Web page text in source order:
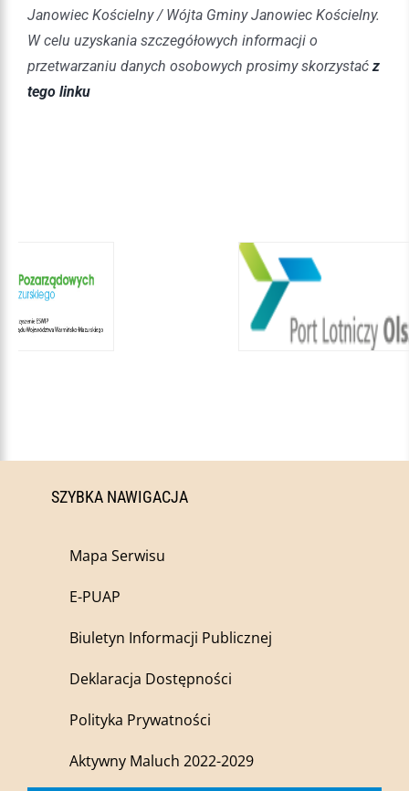
Janowiec Kościelny / Wójta Gminy Janowiec Kościelny.
W celu uzyskania szczegółowych informacji o
przetwarzaniu danych osobowych prosimy skorzystaćz
tego linku
SZYBKA NAWIGACJA
Mapa Serwisu
E-PUAP
Biuletyn Informacji Publicznej
Deklaracja Dostępności
Polityka Prywatności
Aktywny Maluch 2022-2029